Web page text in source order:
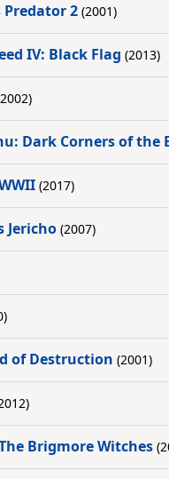
Predator 2 (2001)
IV: Black Flag (2013)
Dark Corners of the
(2017)
Jericho (2007)
of Destruction (2001)
Brigmore Witches